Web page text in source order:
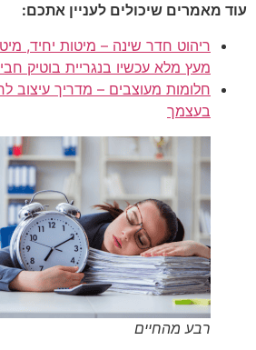
עוד מאמרים שיכולים לעניין אתכם:
ריהוט חדר שינה – מיטות יחיד,
מעץ מלא עכשיו בנגריית בוטיק
חלומות מעוצבים – מדריך
בעצמך
רבע מהחיים